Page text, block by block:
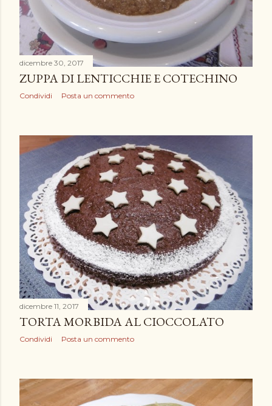
dicembre 30, 2017
ZUPPA DI LENTICCHIE E COTECHINO
Condividi Posta un commento
dicembre 11, 2017
TORTA MORBIDA AL CIOCCOLATO
Condividi Posta un commento